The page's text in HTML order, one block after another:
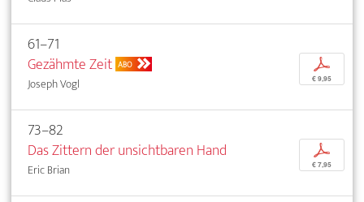
61–71
Gezähmte Zeit ABO
Joseph Vogl
p
€ 9,95
73–82
Das Zittern der unsichtbaren Hand
Eric Brian
p
€ 7,95